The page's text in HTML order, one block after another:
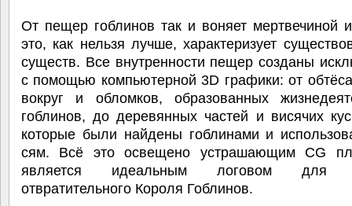
От пещер гоблинов так и воняет мертвечиной
это, как нельзя лучше, характеризует
существ. Все внутренности пещер созданы
с помощью компьютерной 3D графики: от
вокруг и обломков, образованных
гоблинов, до деревянных частей и висячих
которые были найдены гоблинами и
сям. Всё это освещено устрашающим CG
является идеальным логовом для
отвратительного Короля Гоблинов.